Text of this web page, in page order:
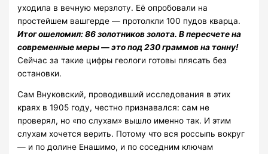
уходила в вечную мерзлоту. Её опробовали на
простейшем вашгерде — протолкли 100 пудов кварца.
Итог ошеломил: 86 золотников золота. В пересчете на
современные меры — это под 230 граммов на тонну!
Сейчас за такие цифры геологи готовы плясать без
остановки.
Сам Внуковский, проводивший исследования в этих
краях в 1905 году, честно признавался: сам не
проверял, но «по слухам» вышло именно так. И этим
слухам хочется верить. Потому что вся россыпь вокруг
— и по долине Енашимо, и по соседним ключам